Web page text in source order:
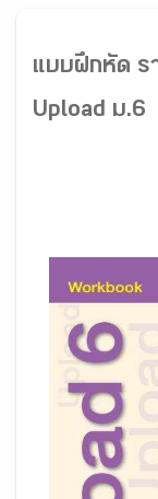
แบบฝึกหัด ร
Upload ม.6